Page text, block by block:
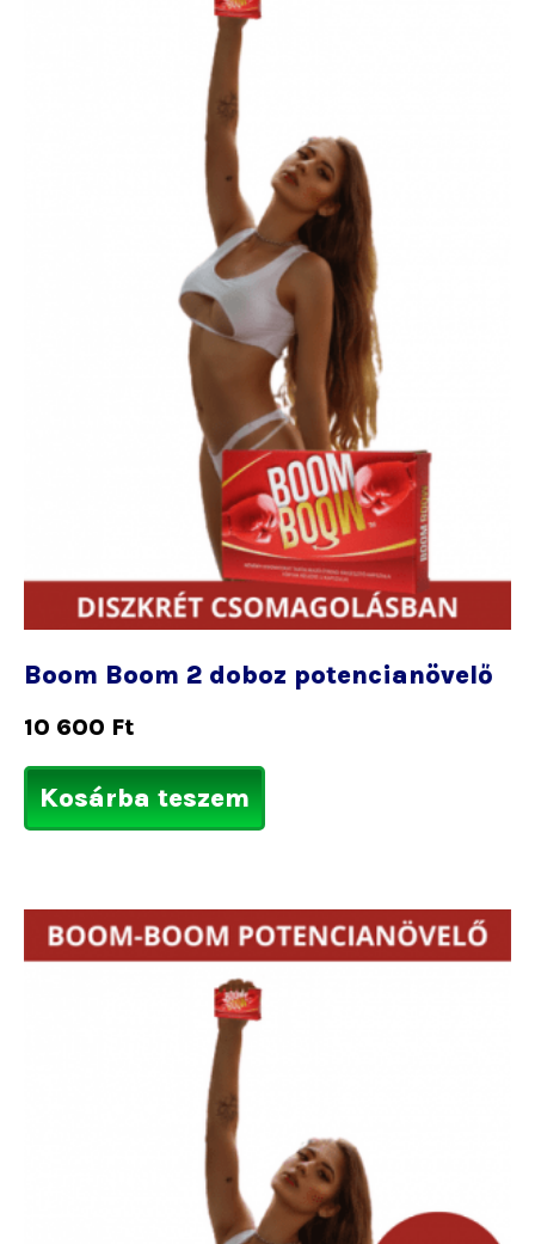
Boom Boom 2 doboz potencianövelő
10 600 Ft
Kosárba teszem